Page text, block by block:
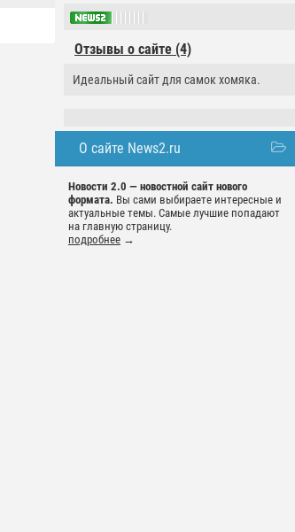
Отзывы о сайте (4)
Идеальный сайт для самок хомяка.
О сайте News2.ru
Новости 2.0 — новостной сайт нового
формата. Вы сами выбираете интересные и
актуальные темы. Самые лучшие попадают
на главную страницу.
подробнее →